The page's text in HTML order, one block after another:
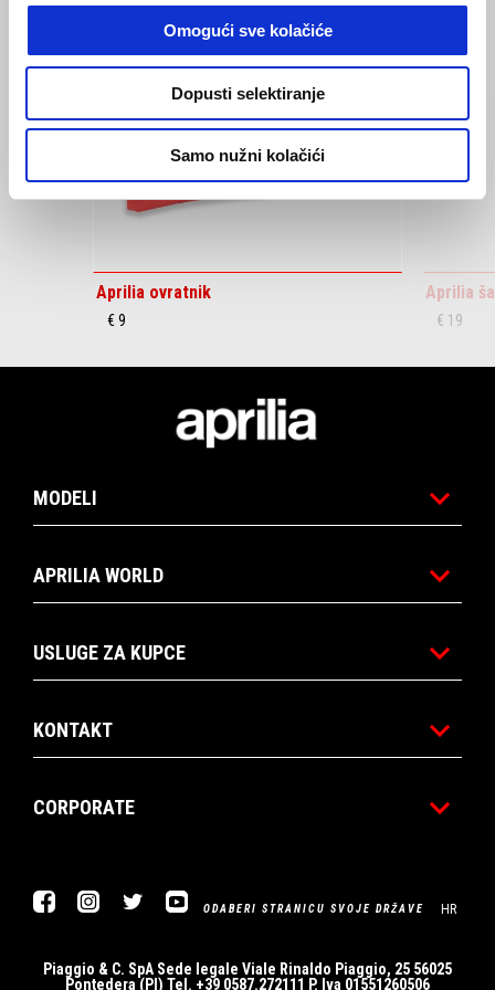
Omogući sve kolačiće
Dopusti selektiranje
Samo nužni kolačići
Aprilia ovratnik
€ 9
Aprilia
€ 19
MODELI
APRILIA WORLD
USLUGE ZA KUPCE
KONTAKT
CORPORATE
FacebookInstagram
Twitter YouTube
ODABERI STRANICU SVOJE DRŽAVE HR
Piaggio & C. SpA Sede legale Viale Rinaldo Piaggio, 25 56025
Pontedera (PI) Tel. +39 0587.272111 P. Iva 01551260506